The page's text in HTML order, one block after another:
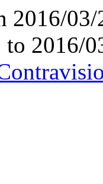
2016/03/
2016/